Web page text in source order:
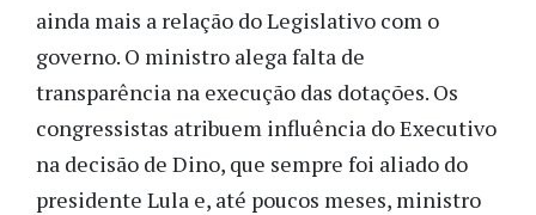
ainda mais a relação do Legislativo com o
governo. O ministro alega falta de
transparência na execução das dotações. Os
congressistas atribuem influência do Executivo
na decisão de Dino, que sempre foi aliado do
presidente Lula e, até poucos meses, ministro